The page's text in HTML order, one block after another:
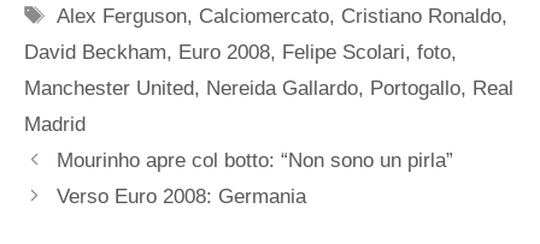
Tag
Alex Ferguson, Calciomercato, Cristiano Ronaldo,
David Beckham, Euro 2008, Felipe Scolari, foto,
Manchester United, Nereida Gallardo, Portogallo, Real
Madrid
Mourinho apre col botto: “Non sono un pirla”
Verso Euro 2008: Germania